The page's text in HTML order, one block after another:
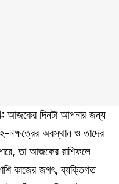
আজকের দিনটা আপনার জন্য
নক্ষত্রের অবস্থান ও তাদের
তা আজকের রাশিফলে
কাজের জগৎ, ব্যক্তিগত